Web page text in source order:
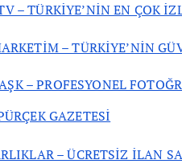
– TÜRKİYE’NİN EN ÇOK
– TÜRKİYE’NİN
– PROFESYONEL
GAZETESİ
– ÜCRETSİZ İLAN